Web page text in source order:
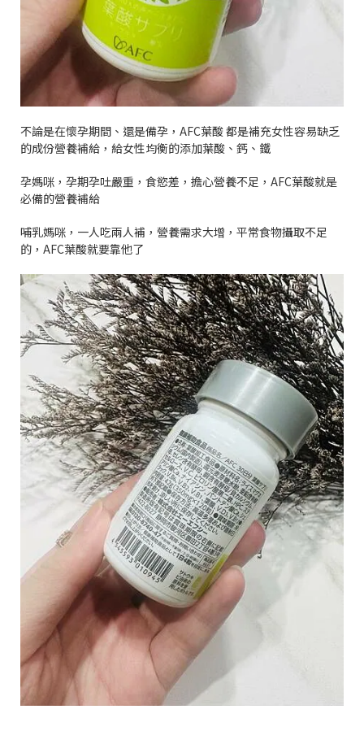
不論是在懷孕期間、還是備孕， AFC葉酸都是補充女性容易缺乏
的成份營養補給，給女性均衡的添加葉酸、鈣、鐵
孕媽咪，孕期孕吐嚴重，食慾差，擔心營養不足， AFC葉酸就是
必備的營養補給
哺乳媽咪，一人吃兩人補，營養需求大增，平常食物攝取不足
的， AFC葉酸就要靠他了